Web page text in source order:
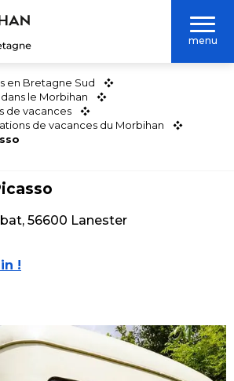
menu
en Bretagne Sud
le Morbihan
de vacances
de vacances du Morbihan
56600 Lanester
!
aux favoris